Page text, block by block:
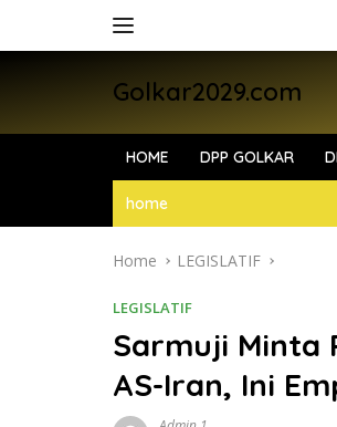
Golkar2029.com
HOME DPP GOLKAR
home
Home LEGISLATIF
LEGISLATIF
Sarmuji Minta
AS-Iran, Ini